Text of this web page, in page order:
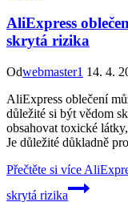
AliExpress
skrytá rizika
Odwebmaster1 14. 4.
AliExpress oblečení
důležité si být vědom
obsahovat toxické
Je důležité důkladně
Přečtěte si více
skrytá rizika